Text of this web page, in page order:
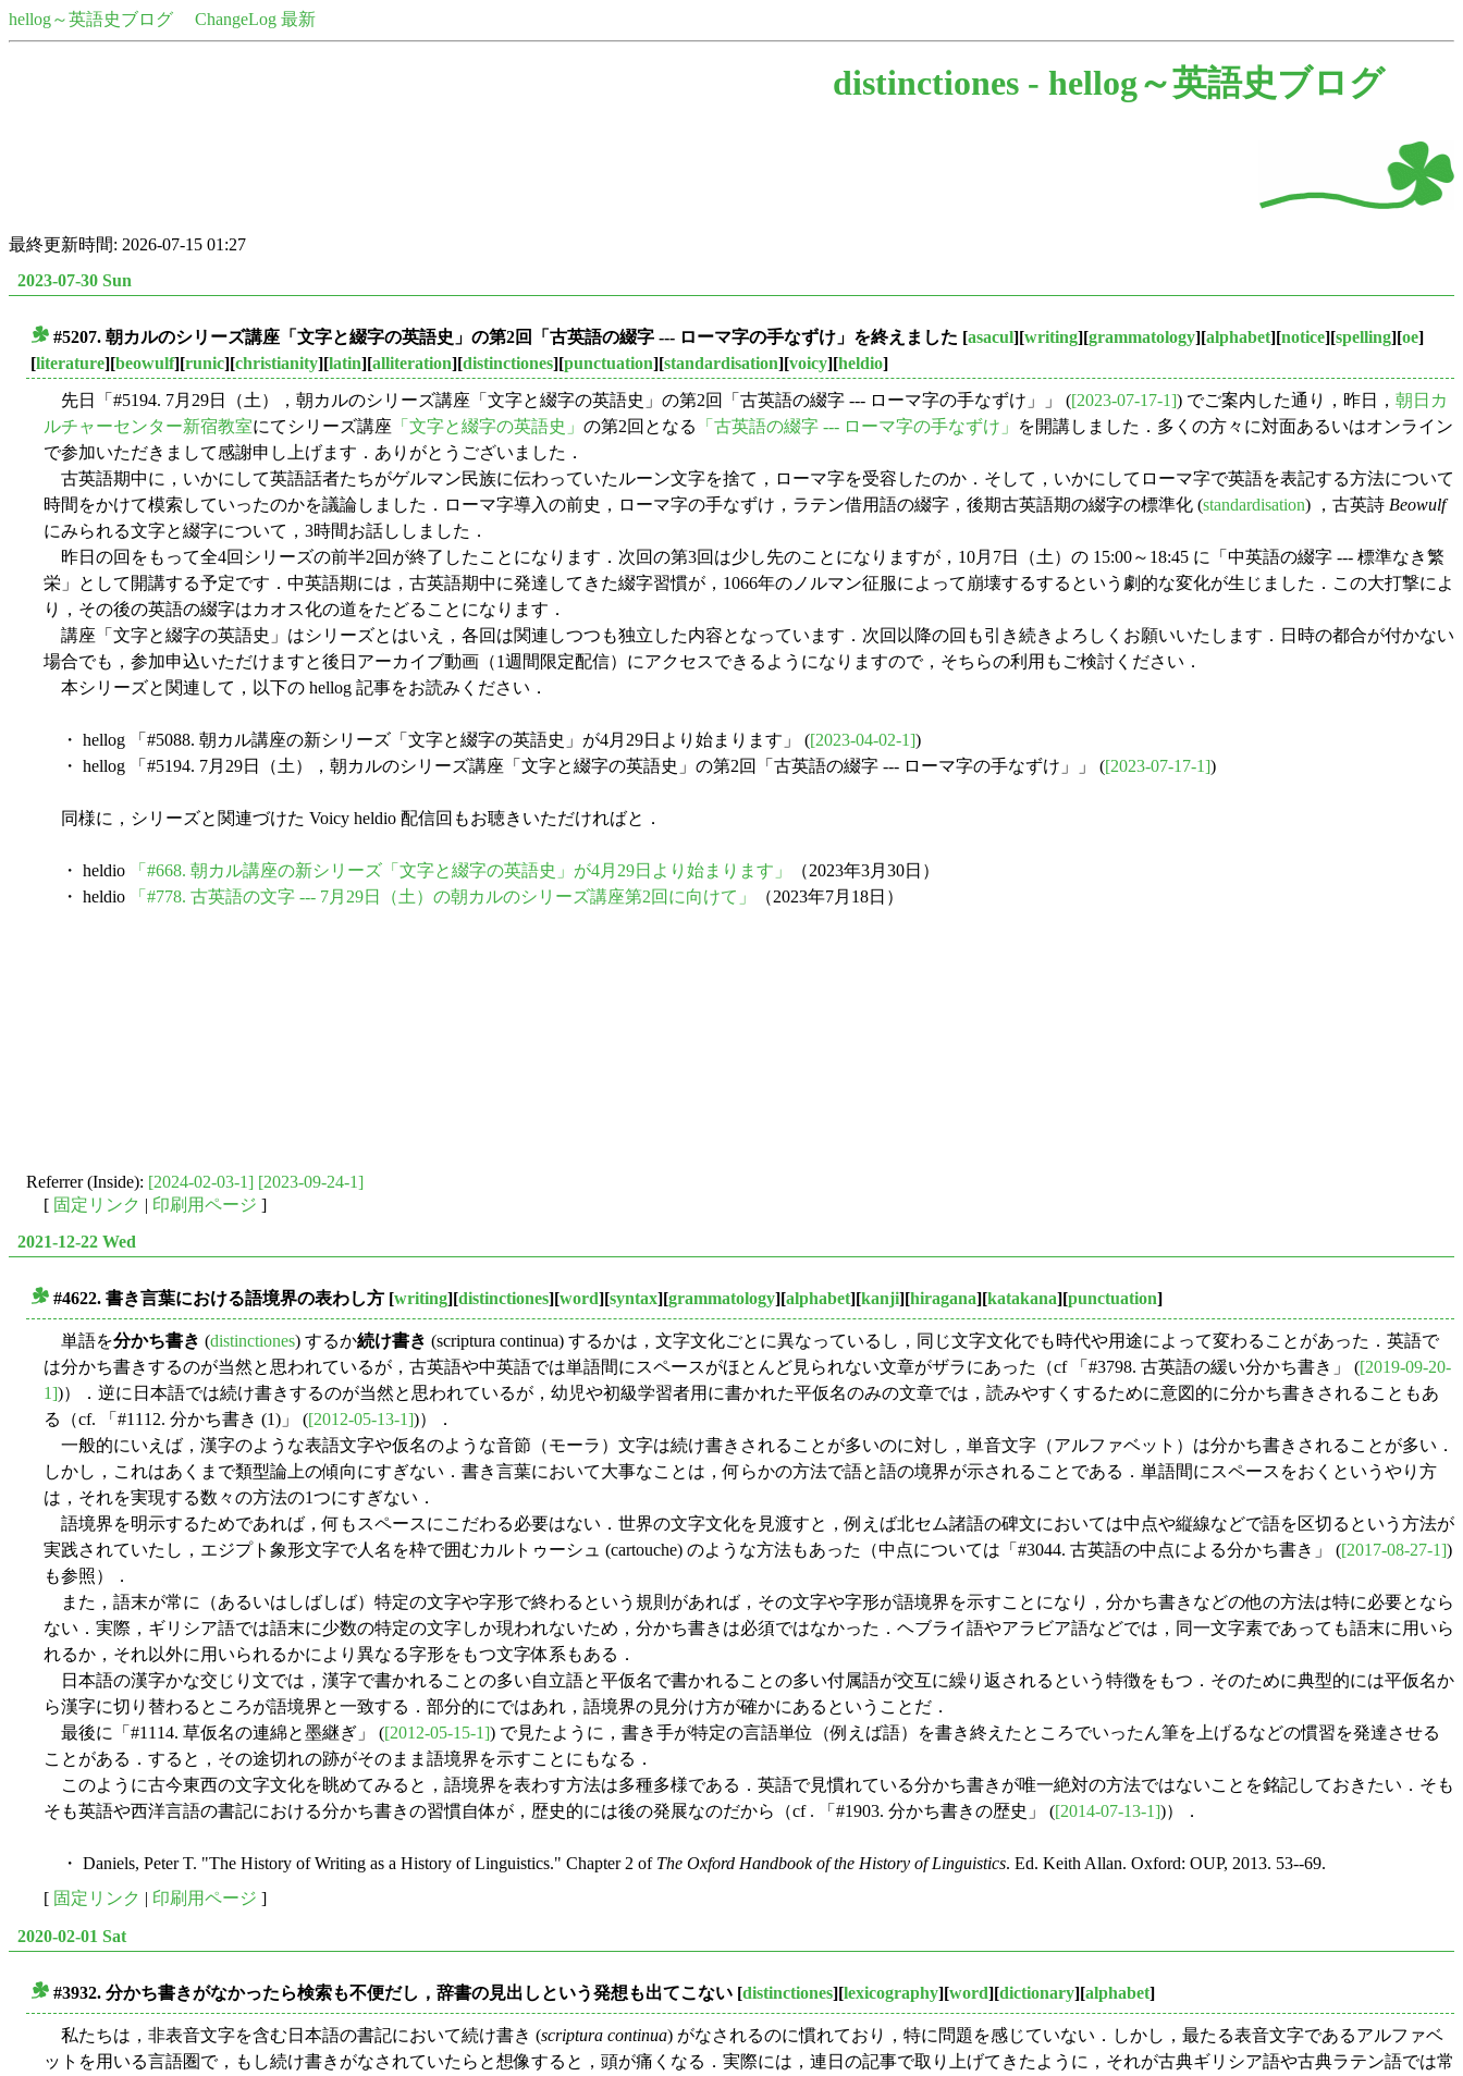
hellog～英語史ブログ ChangeLog 最新
distinctiones - hellog～英語史ブログ
最終更新時間: 2026-07-15 01:27
2023-07-30 Sun
#5207. 朝カルのシリーズ講座「文字と綴字の英語史」の第2回「古英語の綴字 --- ローマ字の手なずけ」を終えました [asacul][writing][grammatology][alphabet][notice][spelling][oe]
[literature][beowulf][runic][christianity][latin][alliteration][distinctiones][punctuation][standardisation][voicy][heldio]
先日「#5194. 7月29日（土），朝カルのシリーズ講座「文字と綴字の英語史」の第2回「古英語の綴字 --- ローマ字の手なずけ」」 ([2023-07-17-1]) でご案内した通り，昨日， 朝日カ
ルチャーセンター新宿教室にてシリーズ講座 「文字と綴字の英語史」 の第2回となる 「古英語の綴字 --- ローマ字の手なずけ」
を開講しました．多くの方々に対面あるいはオンライン
で参加いただきまして感謝申し上げます．ありがとうございました．
古英語期中に，いかにして英語話者たちがゲルマン民族に伝わっていたルーン文字を捨て，ローマ字を受容したのか．そして，いかにしてローマ字で英語を表記する方法について
時間をかけて模索していったのかを議論しました．ローマ字導入の前史，ローマ字の手なずけ，ラテン借用語の綴字，後期古英語期の綴字の標準化 (standardisation) ，古英詩 Beowulf
にみられる文字と綴字について，3時間お話ししました．
昨日の回をもって全4回シリーズの前半2回が終了したことになります．次回の第3回は少し先のことになりますが，10月7日（土）の 15:00～18:45 に「中英語の綴字 --- 標準なき繁
栄」として開講する予定です．中英語期には，古英語期中に発達してきた綴字習慣が，1066年のノルマン征服によって崩壊するするという劇的な変化が生じました．この大打撃によ
り，その後の英語の綴字はカオス化の道をたどることになります．
講座「文字と綴字の英語史」はシリーズとはいえ，各回は関連しつつも独立した内容となっています．次回以降の回も引き続きよろしくお願いいたします．日時の都合が付かない
場合でも，参加申込いただけますと後日アーカイブ動画（1週間限定配信）にアクセスできるようになりますので，そちらの利用もご検討ください．
本シリーズと関連して，以下の hellog 記事をお読みください．
・ hellog 「#5088. 朝カル講座の新シリーズ「文字と綴字の英語史」が4月29日より始まります」 ([2023-04-02-1])
・ hellog 「#5194. 7月29日（土），朝カルのシリーズ講座「文字と綴字の英語史」の第2回「古英語の綴字 --- ローマ字の手なずけ」」 ([2023-07-17-1])
同様に，シリーズと関連づけた Voicy heldio 配信回もお聴きいただければと．
・ heldio 「#668. 朝カル講座の新シリーズ「文字と綴字の英語史」が4月29日より始まります」
（2023年3月30日）
・ heldio
「#778. 古英語の文字 --- 7月29日（土）の朝カルのシリーズ講座第2回に向けて」 （2023年7月18日）
Referrer (Inside): [2024-02-03-1] [2023-09-24-1]
[ 固定リンク | 印刷用ページ ]
2021-12-22 Wed
#4622. 書き言葉における語境界の表わし方 [writing][distinctiones][word][syntax][grammatology][alphabet][kanji][hiragana][katakana][punctuation]
単語を分かち書き (distinctiones) するか続け書き (scriptura continua) するかは，文字文化ごとに異なっているし，同じ文字文化でも時代や用途によって変わることがあった．英語で
は分かち書きするのが当然と思われているが，古英語や中英語では単語間にスペースがほとんど見られない文章がザラにあった（cf 「#3798. 古英語の緩い分かち書き」 ([2019-09-20-
1])）．逆に日本語では続け書きするのが当然と思われているが，幼児や初級学習者用に書かれた平仮名のみの文章では，読みやすくするために意図的に分かち書きされることもあ
る（cf. 「#1112. 分かち書き (1)」 ([2012-05-13-1])）．
一般的にいえば，漢字のような表語文字や仮名のような音節（モーラ）文字は続け書きされることが多いのに対し，単音文字（アルファベット）は分かち書きされることが多い．
しかし，これはあくまで類型論上の傾向にすぎない．書き言葉において大事なことは，何らかの方法で語と語の境界が示されることである．単語間にスペースをおくというやり方
は，それを実現する数々の方法の1つにすぎない．
語境界を明示するためであれば，何もスペースにこだわる必要はない．世界の文字文化を見渡すと，例えば北セム諸語の碑文においては中点や縦線などで語を区切るという方法が
実践されていたし，エジプト象形文字で人名を枠で囲むカルトゥーシュ (cartouche) のような方法もあった（中点については「#3044. 古英語の中点による分かち書き」 ([2017-08-27-1])
も参照）．
また，語末が常に（あるいはしばしば）特定の文字や字形で終わるという規則があれば，その文字や字形が語境界を示すことになり，分かち書きなどの他の方法は特に必要となら
ない．実際，ギリシア語では語末に少数の特定の文字しか現われないため，分かち書きは必須ではなかった．ヘブライ語やアラビア語などでは，同一文字素であっても語末に用いら
れるか，それ以外に用いられるかにより異なる字形をもつ文字体系もある．
日本語の漢字かな交じり文では，漢字で書かれることの多い自立語と平仮名で書かれることの多い付属語が交互に繰り返されるという特徴をもつ．そのために典型的には平仮名か
ら漢字に切り替わるところが語境界と一致する．部分的にではあれ，語境界の見分け方が確かにあるということだ．
最後に「#1114. 草仮名の連綿と墨継ぎ」 ([2012-05-15-1]) で見たように，書き手が特定の言語単位（例えば語）を書き終えたところでいったん筆を上げるなどの慣習を発達させる
ことがある．すると，その途切れの跡がそのまま語境界を示すことにもなる．
このように古今東西の文字文化を眺めてみると，語境界を表わす方法は多種多様である．英語で見慣れている分かち書きが唯一絶対の方法ではないことを銘記しておきたい．そも
そも英語や西洋言語の書記における分かち書きの習慣自体が，歴史的には後の発展なのだから（cf . 「#1903. 分かち書きの歴史」 ([2014-07-13-1])）．
・ Daniels, Peter T. "The History of Writing as a History of Linguistics." Chapter 2 of The Oxford Handbook of the History of Linguistics. Ed. Keith Allan. Oxford: OUP, 2013. 53--69.
[ 固定リンク | 印刷用ページ ]
2020-02-01 Sat
#3932. 分かち書きがなかったら検索も不便だし，辞書の見出しという発想も出てこない [distinctiones][lexicography][word][dictionary][alphabet]
私たちは，非表音文字を含む日本語の書記において続け書き (scriptura continua) がなされるのに慣れており，特に問題を感じていない．しかし，最たる表音文字であるアルファベ
ットを用いる言語圏で，もし続け書きがなされていたらと想像すると，頭が痛くなる．実際には，連日の記事で取り上げてきたように，それが古典ギリシア語や古典ラテン語では常